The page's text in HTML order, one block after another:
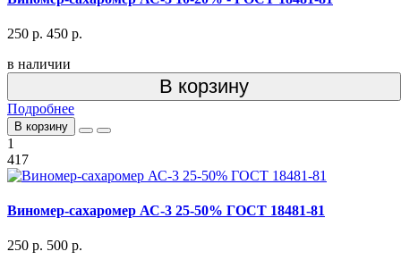
250 р. 450 р.
в наличии
В корзину
Подробнее
В корзину
1
417
Виномер-сахаромер АС-3 25-50% ГОСТ 18481-81
250 р. 500 р.